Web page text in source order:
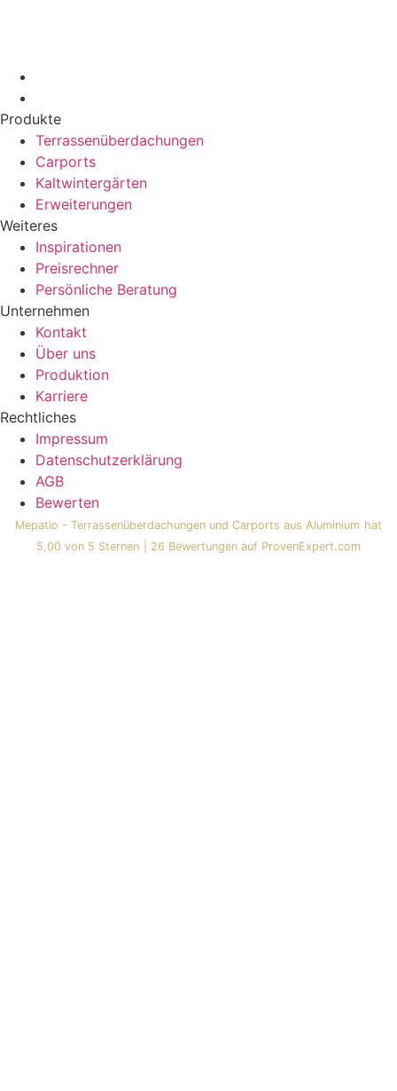
Produkte
Terrassenüberdachungen
Carports
Kaltwintergärten
Erweiterungen
Weiteres
Inspirationen
Preisrechner
Persönliche Beratung
Unternehmen
Kontakt
Über uns
Produktion
Karriere
Rechtliches
Impressum
Datenschutzerklärung
AGB
Bewerten
Mepatio - Terrassenüberdachungen und Carports aus Aluminium hat
5,00 von 5 Sternen 26 Bewertungen auf ProvenExpert.com